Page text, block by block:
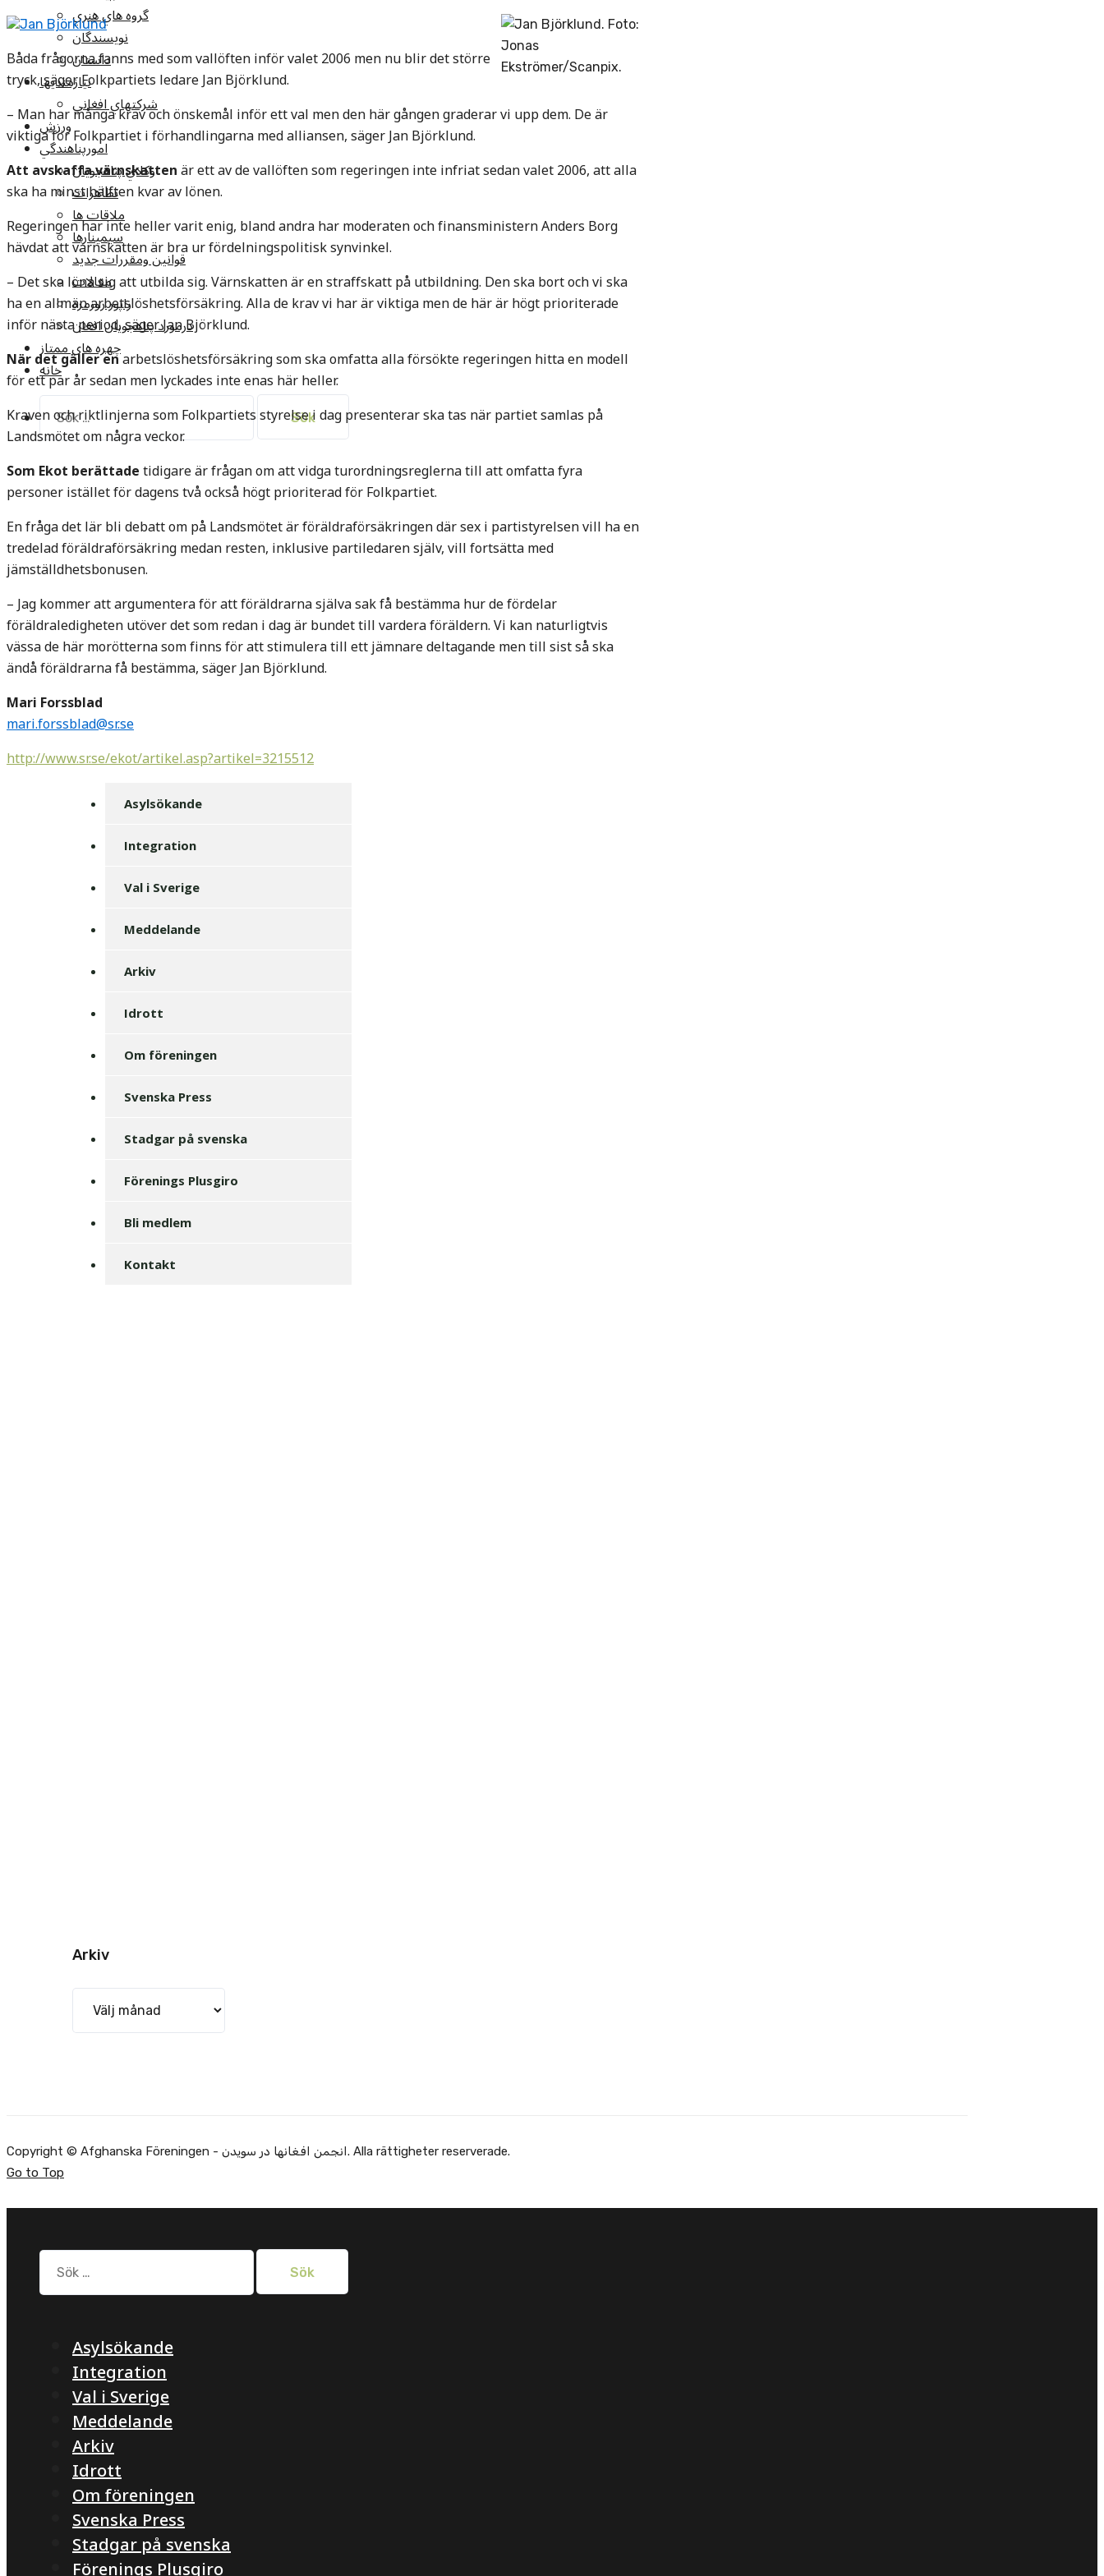
گروه هاي هنري
نويسندگان
داستان
نيازمنديها
شرکتهاي افغاني
ورزش
امورپناهندگي
وکلاي پناهجويان
تظاهرات
ملاقات ها
سيمينارها
قوانين ومقررات جديد
مقالات
راپور روزمره
درمورد پناهجويان افغان
چهره های ممتاز
خانه
efter:
Jan Björklund
Båda frågorna fanns med som vallöften inför valet 2006 men nu blir det större
tryck, säger Folkpartiets ledare Jan Björklund.
– Man har många krav och önskemål inför ett val men den här gången graderar vi upp dem. De är
viktiga för Folkpartiet i förhandlingarna med alliansen, säger Jan Björklund.
Att avskaffa värnskattenär ett av de vallöften som regeringen inte infriat sedan valet 2006, att alla
ska ha minst hälften kvar av lönen.
Regeringen har inte heller varit enig, bland andra har moderaten och finansministern Anders Borg
hävdat att värnskatten är bra ur fördelningspolitisk synvinkel.
– Det ska löna sig att utbilda sig. Värnskatten är en straffskatt på utbildning. Den ska bort och vi ska
ha en allmän arbetslöshetsförsäkring. Alla de krav vi har är viktiga men de här är högt prioriterade
inför nästa period, säger Jan Björklund.
När det gäller enarbetslöshetsförsäkring som ska omfatta alla försökte regeringen hitta en modell
för ett par år sedan men lyckades inte enas här heller.
Kraven och riktlinjerna som Folkpartiets styrelse i dag presenterar ska tas när partiet samlas på
Landsmötet om några veckor.
Som Ekot berättadetidigare är frågan om att vidga turordningsreglerna till att omfatta fyra
personer istället för dagens två också högt prioriterad för Folkpartiet.
En fråga det lär bli debatt om på Landsmötet är föräldraförsäkringen där sex i partistyrelsen vill ha en
tredelad föräldraförsäkring medan resten, inklusive partiledaren själv, vill fortsätta med
jämställdhetsbonusen.
– Jag kommer att argumentera för att föräldrarna själva sak få bestämma hur de fördelar
föräldraledigheten utöver det som redan i dag är bundet till vardera föräldern. Vi kan naturligtvis
vässa de här morötterna som finns för att stimulera till ett jämnare deltagande men till sist så ska
ändå föräldrarna få bestämma, säger Jan Björklund.
Mari Forssblad
mari.forssblad@sr.se
http://www.sr.se/ekot/artikel.asp?artikel=3215512
Asylsökande
Integration
Val i Sverige
Meddelande
Arkiv
Idrott
Om föreningen
Svenska Press
Stadgar på svenska
Förenings Plusgiro
Bli medlem
Kontakt
Arkiv
Copyright © Afghanska Föreningen - انجمن افغانها در سویدن. Alla rättigheter reserverade.
Go to Top
Sök
efter:
Asylsökande
Integration
Val i Sverige
Meddelande
Arkiv
Idrott
Om föreningen
Svenska Press
Stadgar på svenska